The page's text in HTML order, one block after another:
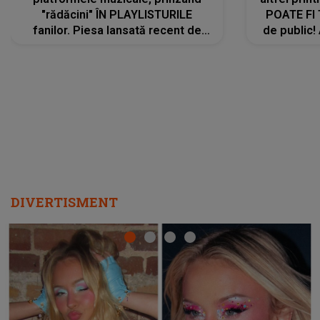
"rădăcini" ÎN PLAYLISTURILE
fanilor. Piesa lansată recent de
POATE FI
de public!
DIVERTISMENT